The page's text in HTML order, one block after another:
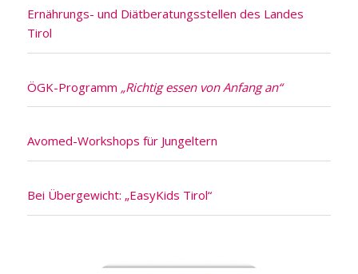
Ernährungs- und Diätberatungsstellen des Landes
Tirol
ÖGK-Programm „Richtig essen von Anfang an“
Avomed-Workshops für Jungeltern
Bei Übergewicht: „EasyKids Tirol“